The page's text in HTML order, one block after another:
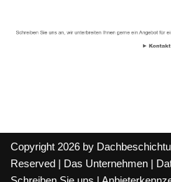
Copyright 2026 by
Reserved |
Das Unternehmen